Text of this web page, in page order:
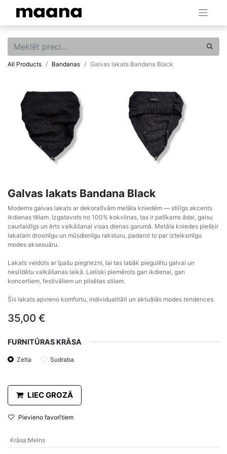
All Products Bandanas Galvas lakats Bandana Black
Galvas lakats Bandana Black
Moderns galvas lakats ar dekoratīvām metāla kniedēm — stilīgs akcents
ikdienas tēlam. Izgatavots no 100% kokvilnas, tas ir patīkams ādai, gaisu
caurlaidīgs un ērts valkāšanai visas dienas garumā. Metāla kniedes piešķir
lakatam drosmīgu un mūsdienīgu raksturu, padarot to par izteiksmīgu
modes aksesuāru.
Lakats veidots ar īpašu piegriezni, lai tas labāk piegulētu galvai un
neslīdētu valkāšanas laikā. Lieliski piemērots gan ikdienai, gan
koncertiem, festivāliem un pilsētas stilam.
Šis lakats apvieno komfortu, individualitāti un aktuālās modes tendences.
35,00 €
FURNITŪRAS KRĀSA
Zelta Sudraba
LIEC GROZĀ
Pievieno favorītiem
Krāsa:Melns